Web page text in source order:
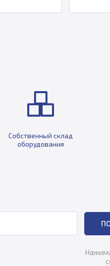
Собственный склад
оборудования